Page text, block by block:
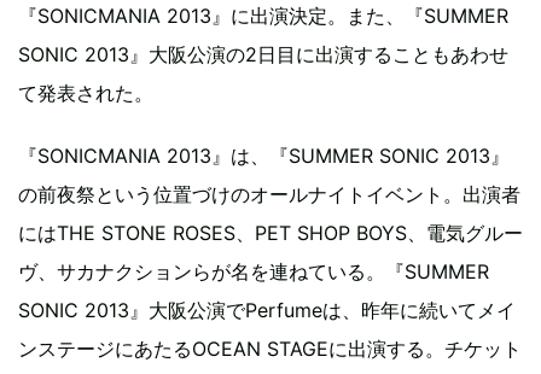
『SONICMANIA 2013』に出演決定。また、『SUMMER
SONIC 2013』大阪公演の2日目に出演することもあわせ
て発表された。
『SONICMANIA 2013』は、『SUMMER SONIC 2013』
の前夜祭という位置づけのオールナイトイベント。出演者
にはTHE STONE ROSES、PET SHOP BOYS、電気グルー
ヴ、サカナクションらが名を連ねている。『SUMMER
SONIC 2013』大阪公演でPerfumeは、昨年に続いてメイ
ンステージにあたるOCEAN STAGEに出演する。チケット